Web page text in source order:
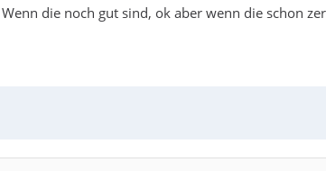
die noch gut sind, ok aber wenn die schon